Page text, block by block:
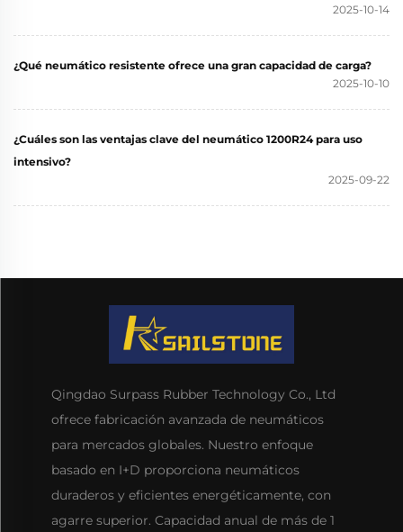
2025-10-14
¿Qué neumático resistente ofrece una gran capacidad de carga?
2025-10-10
¿Cuáles son las ventajas clave del neumático 1200R24 para uso
intensivo?
2025-09-22
Qingdao Surpass Rubber Technology Co., Ltd
ofrece fabricación avanzada de neumáticos
para mercados globales. Nuestro enfoque
basado en I+D proporciona neumáticos
duraderos y eficientes energéticamente, con
agarre superior. Capacidad anual de más de 1